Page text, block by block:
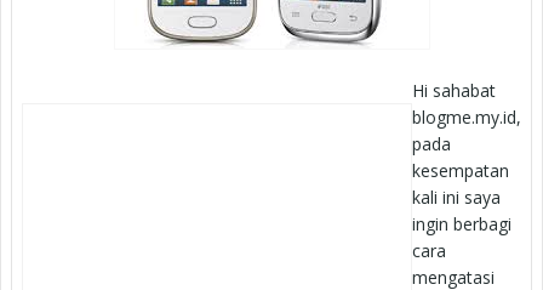
Hi sahabat
blogme.my.id,
pada
kesempatan
kali ini saya
ingin berbagi
cara
mengatasi